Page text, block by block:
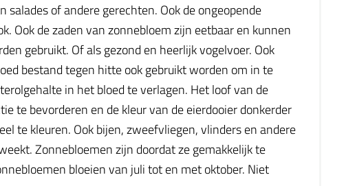
of andere gerechten. Ook de ongeopende
Ook de zaden van zonnebloem zijn eetbaar en kunnen
gebruikt. Of als gezond en heerlijk vogelvoer. Ook
bestand tegen hitte ook gebruikt worden om in te
in het bloed te verlagen. Het loof van de
te bevorderen en de kleur van de eierdooier donkerder
te kleuren. Ook bijen, zweefvliegen, vlinders en andere
Zonnebloemen zijn doordat ze gemakkelijk te
bloeien van juli tot en met oktober. Niet